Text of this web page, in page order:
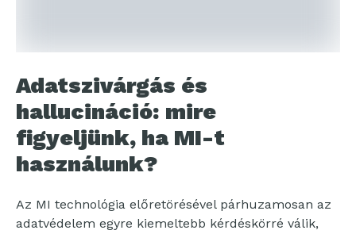
Adatszivárgás és
hallucináció: mire
figyeljünk, ha MI-t
használunk?
Az MI technológia előretörésével párhuzamosan az
adatvédelem egyre kiemeltebb kérdéskörré válik,